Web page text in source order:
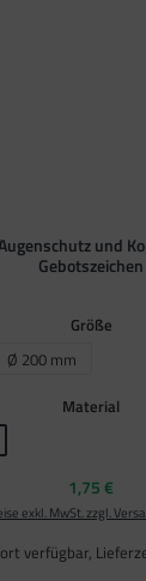
und
Gebotszeichen
Größe
Ø 200 mm
Material
Regulärer
1,75 €
exkl. MwSt. zzgl.
verfügbar,